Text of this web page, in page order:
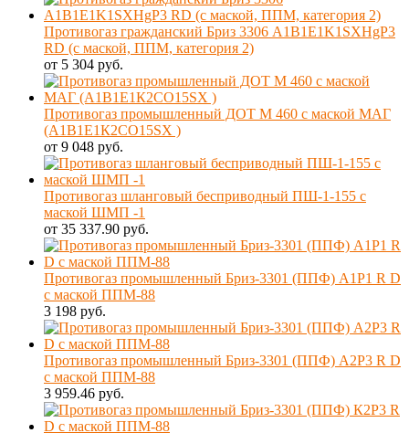
Противогаз гражданский Бриз 3306 A1B1E1K1SXHgP3
RD (с маской, ППМ, категория 2)
от 5 304 руб.
Противогаз промышленный ДОТ М 460 с маской МАГ
(А1В1Е1К2CO15SX )
от 9 048 руб.
Противогаз шланговый бесприводный ПШ-1-155 с
маской ШМП -1
от 35 337.90 руб.
Противогаз промышленный Бриз-3301 (ППФ) А1Р1 R D
с маской ППМ-88
3 198 руб.
Противогаз промышленный Бриз-3301 (ППФ) А2Р3 R D
с маской ППМ-88
3 959.46 руб.